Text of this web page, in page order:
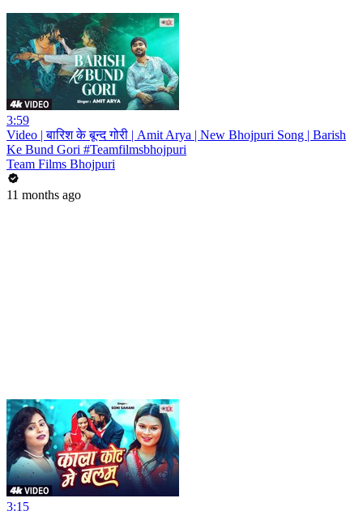
3:59
Video | बारिश के बून्द गोरी | Amit Arya | New Bhojpuri Song | Barish
Ke Bund Gori #Teamfilmsbhojpuri
Team Films Bhojpuri
11 months ago
3:15